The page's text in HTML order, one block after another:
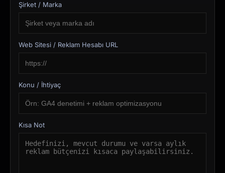
Şirket / Marka
Web Sitesi / Reklam Hesabı URL
Konu / İhtiyaç
Kısa Not